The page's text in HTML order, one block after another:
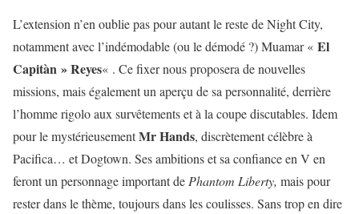
L’extension n’en oublie pas pour autant le reste de Night City,
notamment avec l’indémodable (ou le démodé ?) Muamar « El
Capitàn » Reyes« . Ce fixer nous proposera de nouvelles
missions, mais également un aperçu de sa personnalité, derrière
l’homme rigolo aux survêtements et à la coupe discutables. Idem
pour le mystérieusementMr Hands, discrètement célèbre à
Pacifica… et Dogtown. Ses ambitions et sa confiance en V en
feront un personnage important de Phantom Liberty, mais pour
rester dans le thème, toujours dans les coulisses. Sans trop en dire